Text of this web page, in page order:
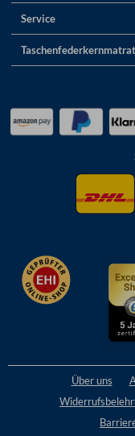
Service
Über uns